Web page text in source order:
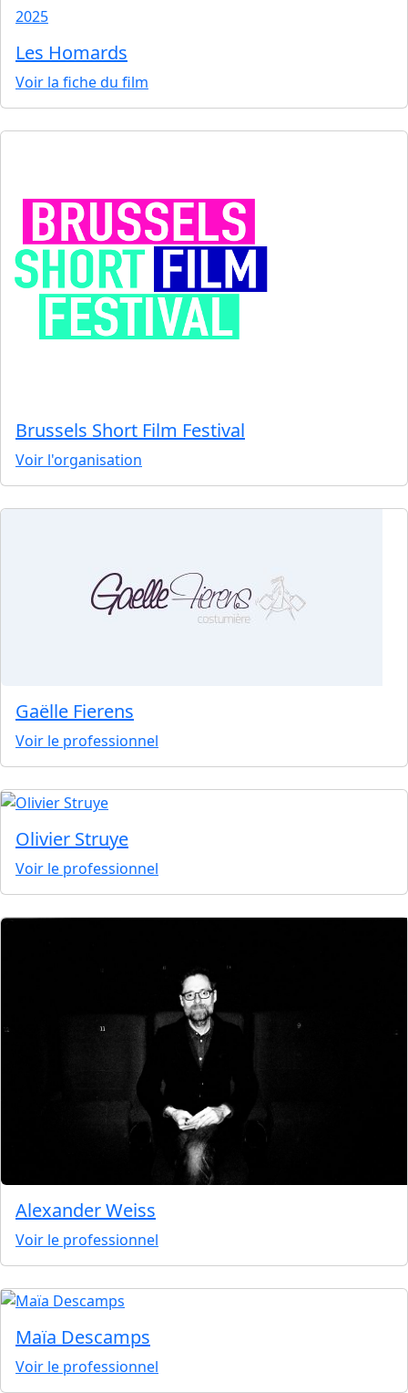
2025
Les Homards
Voir la fiche du film
Brussels Short Film Festival
Voir l'organisation
Gaëlle Fierens
Voir le professionnel
Olivier Struye
Voir le professionnel
Alexander Weiss
Voir le professionnel
Maïa Descamps
Voir le professionnel